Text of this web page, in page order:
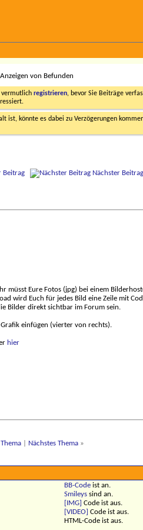
von Befunden
vermutlich registrieren, bevor Sie Beiträge
könnte es dabei zu Verzögerungen
Nächster Beitrag
Eure Fotos (jpg) bei einem
wird Euch für jedes Bild eine Zeile mit
Bilder direkt sichtbar im Forum sein.
einfügen (vierter von rechts).
hier
| Nächstes Thema »
BB-Codeist an.
Smileyssind an.
[IMG] Code ist aus.
[VIDEO] Code ist aus.
HTML-Code ist aus.